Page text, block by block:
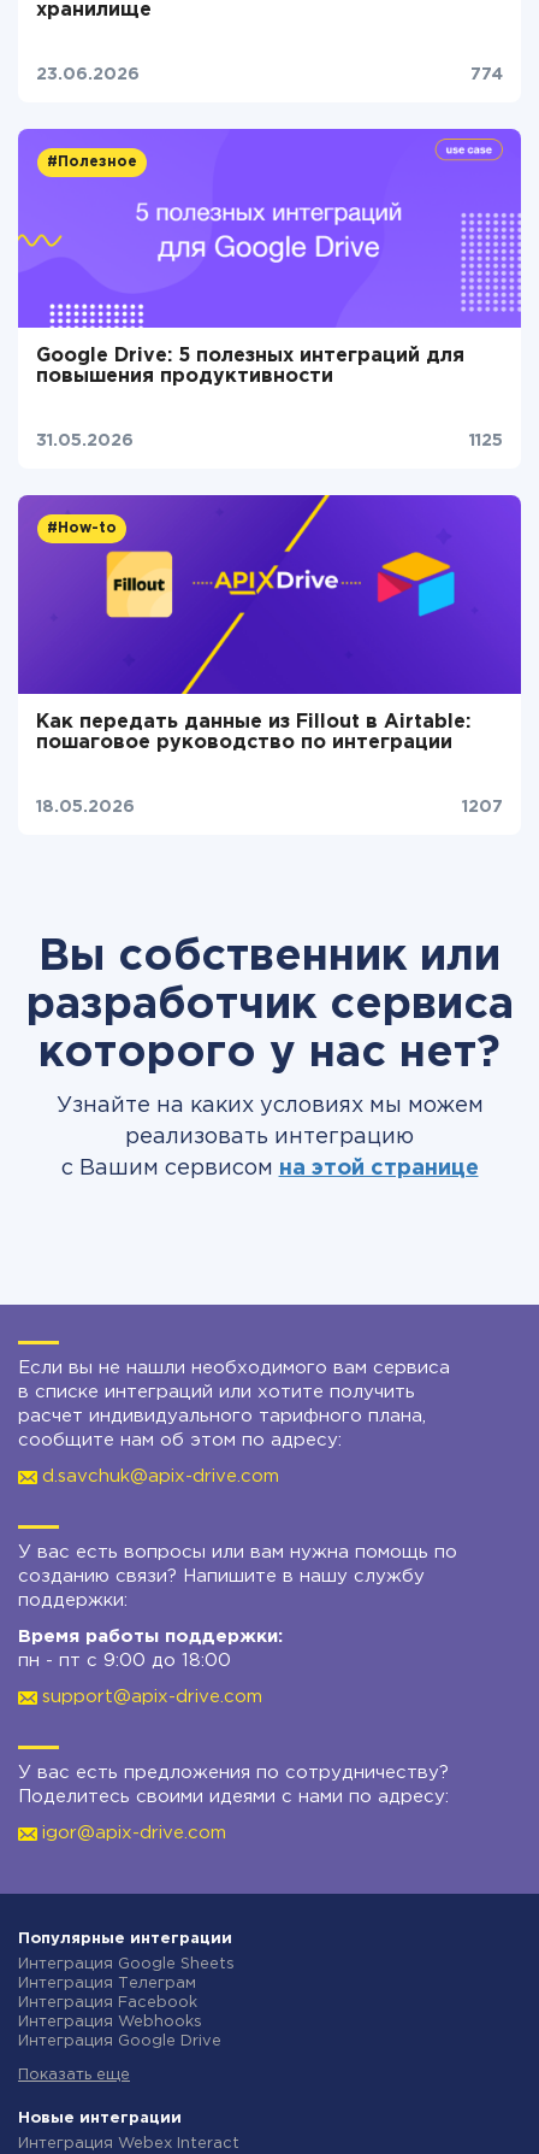
хранилище
23.06.2026 774
#Полезное
Google Drive: 5 полезных интеграций для
повышения продуктивности
31.05.2026 1125
#How-to
Как передать данные из Fillout в Airtable:
пошаговое руководство по интеграции
18.05.2026 1207
Вы собственник или
разработчик сервиса
которого у нас нет?
Узнайте на каких условиях мы можем
реализовать интеграцию
с Вашим сервисом на этой странице
Если вы не нашли необходимого вам сервиса
в списке интеграций или хотите получить
расчет индивидуального тарифного плана,
сообщите нам об этом по адресу:
d.savchuk@apix-drive.com
У вас есть вопросы или вам нужна помощь по
созданию связи? Напишите в нашу службу
поддержки:
Время работы поддержки:
пн - пт с 9:00 до 18:00
support@apix-drive.com
У вас есть предложения по сотрудничеству?
Поделитесь своими идеями с нами по адресу:
igor@apix-drive.com
Популярные интеграции
Интеграция Google Sheets
Интеграция Телеграм
Интеграция Facebook
Интеграция Webhooks
Интеграция Google Drive
Интеграция Gmail
Интеграция Новая Почта
Интеграция Binotel
Показать еще
Новые интеграции
Интеграция Webex Interact